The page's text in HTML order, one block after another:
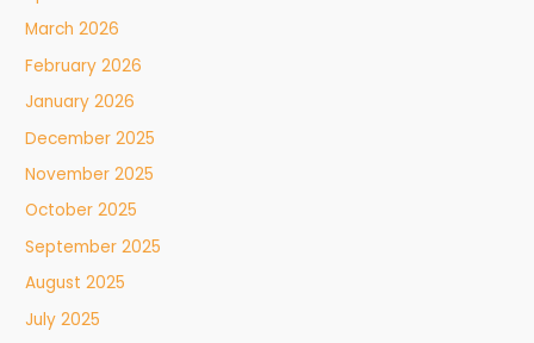
March 2026
February 2026
January 2026
December 2025
November 2025
October 2025
September 2025
August 2025
July 2025